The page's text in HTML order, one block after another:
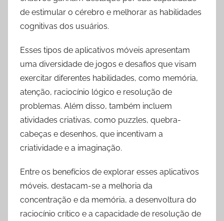
de estimular o cérebro e melhorar as habilidades
cognitivas dos usuários.
Esses tipos de aplicativos móveis apresentam
uma diversidade de jogos e desafios que visam
exercitar diferentes habilidades, como memória,
atenção, raciocínio lógico e resolução de
problemas. Além disso, também incluem
atividades criativas, como puzzles, quebra-
cabeças e desenhos, que incentivam a
criatividade e a imaginação.
Entre os benefícios de explorar esses aplicativos
móveis, destacam-se a melhoria da
concentração e da memória, a desenvoltura do
raciocínio crítico e a capacidade de resolução de